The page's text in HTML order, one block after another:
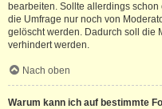
bearbeiten. Sollte allerdings
die Umfrage nur noch von
gelöscht werden. Dadurch soll die
verhindert werden.
Nach oben
Warum kann ich auf bestimmte